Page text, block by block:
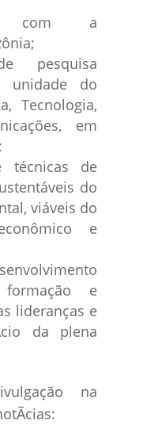
com a
pesquisa
unidade do
Tecnologia,
em
técnicas de
do
viáveis do
e
e
lideranças e
da plena
na